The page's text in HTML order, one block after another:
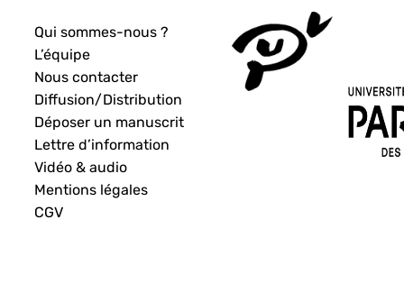
Qui sommes-nous ?
L’équipe
Nous contacter
Diffusion/Distribution
Déposer un manuscrit
Lettre d’information
Vidéo & audio
Mentions légales
CGV